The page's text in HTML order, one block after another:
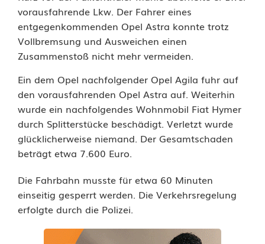
m
i
v
i
e
r
F
a
vorausfahrende Lkw. Der Fahrer eines
entgegenkommenden Opel Astra konnte trotz
Vollbremsung und Ausweichen einen
Zusammenstoß nicht mehr vermeiden.
Ein dem Opel nachfolgender Opel Agila fuhr auf
den vorausfahrenden Opel Astra auf. Weiterhin
wurde ein nachfolgendes Wohnmobil Fiat Hymer
durch Splitterstücke beschädigt. Verletzt wurde
glücklicherweise niemand. Der Gesamtschaden
beträgt etwa 7.600 Euro.
Die Fahrbahn musste für etwa 60 Minuten
einseitig gesperrt werden. Die Verkehrsregelung
erfolgte durch die Polizei.